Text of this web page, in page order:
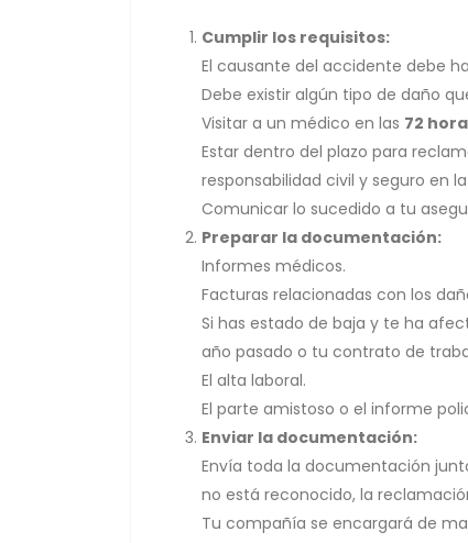
Cumplir los requisitos:
El causante del accidente debe
Debe existir algún tipo de daño
Visitar a un médico en las 72
Estar dentro del plazo para
responsabilidad civil y seguro en
Comunicar lo sucedido a tu
Preparar la documentación:
Informes médicos.
Facturas relacionadas con los
Si has estado de baja y te ha
año pasado o tu contrato de
El alta laboral.
El parte amistoso o el informe
Enviar la documentación:
Envía toda la documentación
no está reconocido, la
Tu compañía se encargará de